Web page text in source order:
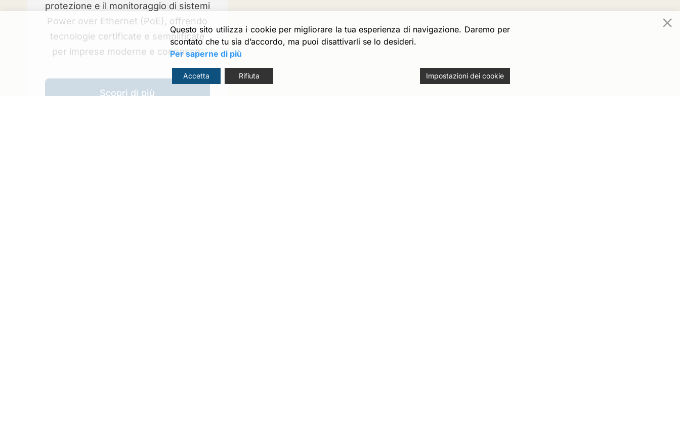
protezione e il monitoraggio di sistemi
Power over Ethernet (PoE), offrendo
tecnologie certificate e semplificate
per imprese moderne e connesse.
Scopri di più
Questo sito utilizza i cookie per migliorare la tua esperienza di navigazione. Daremo per
scontato che tu sia d’accordo, ma puoi disattivarli se lo desideri.
Per saperne di più
Accetta Rifiuta Impostazioni dei cookie